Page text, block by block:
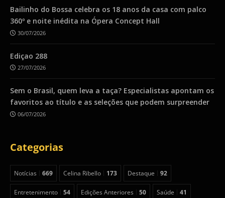
Bailinho do Bossa celebra os 18 anos da casa com palco
360º e noite inédita na Ópera Concept Hall
30/07/2026
Ediçao 288
27/07/2026
Sem o Brasil, quem leva a taça? Especialistas apontam os
favoritos ao título e as seleções que podem surpreender
06/07/2026
Categorias
Notícias 669 Celina Ribello 173 Destaque 92
Entretenimento 54 Edições Anteriores 50 Saúde 41